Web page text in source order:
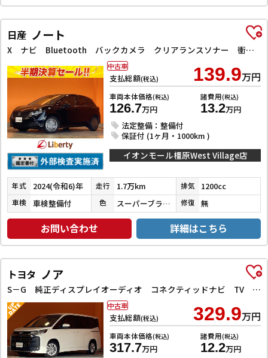
日産 ノート
X ナビ Bluetooth バックカメラ クリアランスソナー 衝突被害軽減システム オートライト LEDヘッドランプ スマートキー 電動格納ミラー CVT 盗難防止システム 衝突安全ボディ ABS
支払総額(税込) 139.9万円
車両本体価格(税込)
126.7万円
諸費用(税込)
13.2万円
法定整備：整備付
保証付 (1ヶ月・1000km )
中古車
イオンモール橿原West Village店
年式 2024(令和6)年 走行 1.7万km 排気 1200cc
車検 車検整備付 色 スーパーブラック 修復 無
お問い合わせ 詳細はこちら
トヨタ ノア
S－G 純正ディスプレイオーディオ コネクティッドナビ TV バックカメラ ETC2．0 アダプティブクルーズコントロール レーンアシスト 衝突被害軽減システム 両側電動スライドドア LEDヘッドランプ
支払総額(税込) 329.9万円
車両本体価格(税込)
317.7万円
諸費用(税込)
12.2万円
中古車